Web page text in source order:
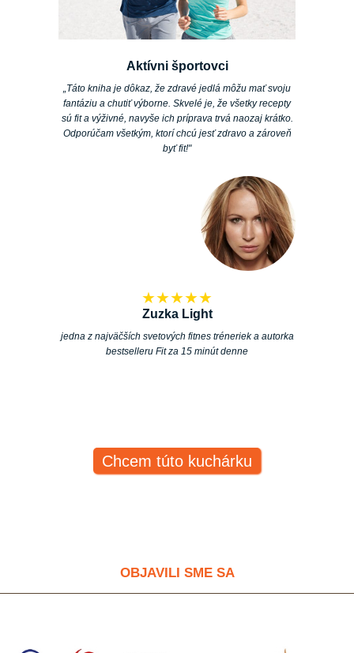
Aktívni športovci
„Táto kniha je dôkaz, že zdravé jedlá môžu mať svoju
fantáziu a chutiť výborne. Skvelé je, že všetky recepty
sú fit a výživné, navyše ich príprava trvá naozaj krátko.
Odporúčam všetkým, ktorí chcú jesť zdravo a zároveň
byť fit!"
★★★★★
Zuzka Light
jedna z najväčších svetových fitnes tréneriek a autorka
bestselleru Fit za 15 minút denne
Chcem túto kuchárku
OBJAVILI SME SA